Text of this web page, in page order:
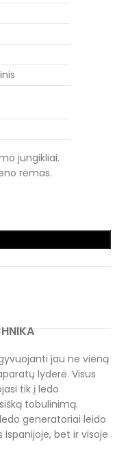
jungikliai.
rėmas.
jau ne vieną
lyderė. Visus
tik į ledo
tobulinimą.
generatoriai leido
bet ir visoje